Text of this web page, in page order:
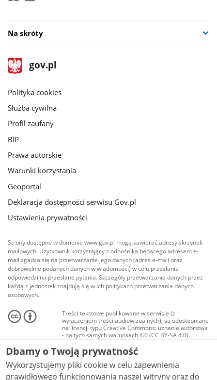
Na skróty
stopka
gov.pl
Strona
gov.pl
gov.pl
Polityka cookies
Służba cywilna
Profil zaufany
BIP
Prawa autorskie
Warunki korzystania
Geoportal
Deklaracja dostępności serwisu Gov.pl
Ustawienia prywatności
Strony dostępne w domenie www.gov.pl mogą zawierać adresy skrzynek
mailowych. Użytkownik korzystający z odnośnika będącego adresem e-
mail zgadza się na przetwarzanie jego danych (adres e-mail oraz
dobrowolnie podanych danych w wiadomości) w celu przesłania
odpowiedzi na przesłane pytania. Szczegóły przetwarzania danych przez
każdą z jednostek znajdują się w ich politykach przetwarzania danych
osobowych.
Treści tekstowe publikowane w serwisie (z
wyłączeniem treści audiowizualnych), są udostępniane
na licencji typu Creative Commons: uznanie autorstwa
- na tych samych warunkach 4.0 (CC BY-SA 4.0).
Materiały audiowizualne, w tym zdjęcia, materiały
audio i wideo, są udostępniane na licencji typu
Creative Commons: uznanie autorstwa użycie
niekomercyjne - bez utworów zależnych 4.0 (CC BY-
NC-ND 4.0), o ile nie jest to stwierdzone inaczej.
Dbamy o Twoją prywatność
Wykorzystujemy pliki cookie w celu zapewnienia
prawidłowego funkcjonowania naszej witryny oraz do